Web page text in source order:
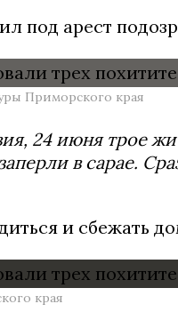
под арест
Приморского края
24 июня трое
в сарае.
и сбежать
края